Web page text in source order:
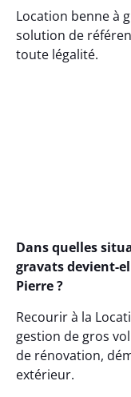
Location benne à
solution de
toute légalité.
Dans quelles
gravats devient-
Pierre ?
Recourir à la
gestion de gros
de rénovation,
extérieur.